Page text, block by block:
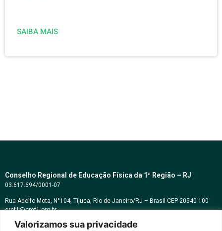
Valorizamos sua privacidade
SAIBA MAIS
Conselho Regional de Educação Física da 1ª Região – RJ
03.617.694/0001-07
Rua Adolfo Mota, N°104, Tijuca, Rio de Janeiro/RJ – Brasil CEP 20540-100
cref1@cref1.org.br
Assessoria de comunicação: